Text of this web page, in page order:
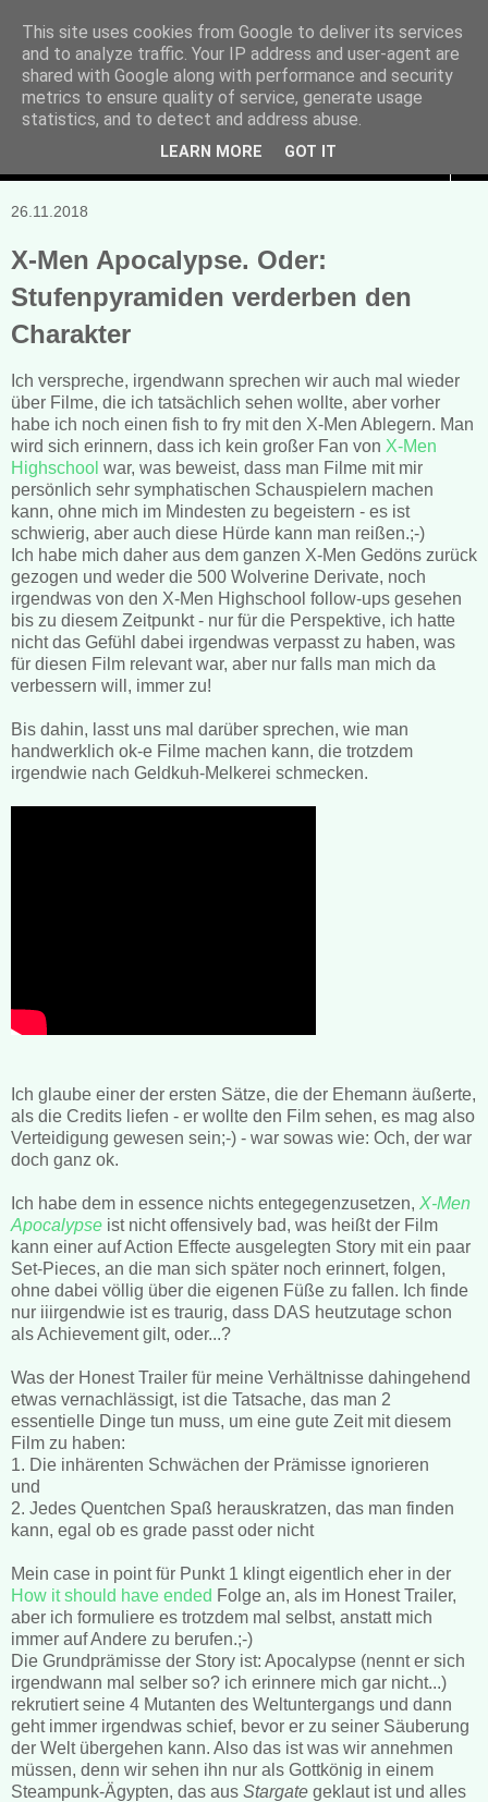
Manuela Sonntag
Bücher, Blogs & mehr
26.11.2018
X-Men Apocalypse. Oder:
Stufenpyramiden verderben den
Charakter
Ich verspreche, irgendwann sprechen wir auch mal wieder
über Filme, die ich tatsächlich sehen wollte, aber vorher
habe ich noch einen fish to fry mit den X-Men Ablegern. Man
wird sich erinnern, dass ich kein großer Fan von X-Men
Highschool war, was beweist, dass man Filme mit mir
persönlich sehr symphatischen Schauspielern machen
kann, ohne mich im Mindesten zu begeistern - es ist
schwierig, aber auch diese Hürde kann man reißen.;-)
Ich habe mich daher aus dem ganzen X-Men Gedöns zurück
gezogen und weder die 500 Wolverine Derivate, noch
irgendwas von den X-Men Highschool follow-ups gesehen
bis zu diesem Zeitpunkt - nur für die Perspektive, ich hatte
nicht das Gefühl dabei irgendwas verpasst zu haben, was
für diesen Film relevant war, aber nur falls man mich da
verbessern will, immer zu!
Bis dahin, lasst uns mal darüber sprechen, wie man
handwerklich ok-e Filme machen kann, die trotzdem
irgendwie nach Geldkuh-Melkerei schmecken.
Ich glaube einer der ersten Sätze, die der Ehemann äußerte,
als die Credits liefen - er wollte den Film sehen, es mag also
Verteidigung gewesen sein;-) - war sowas wie: Och, der war
doch ganz ok.
Ich habe dem in essence nichts entegegenzusetzen, X-Men
Apocalypse ist nicht offensively bad, was heißt der Film
kann einer auf Action Effecte ausgelegten Story mit ein paar
Set-Pieces, an die man sich später noch erinnert, folgen,
ohne dabei völlig über die eigenen Füße zu fallen. Ich finde
nur iiirgendwie ist es traurig, dass DAS heutzutage schon
als Achievement gilt, oder...?
Was der Honest Trailer für meine Verhältnisse dahingehend
etwas vernachlässigt, ist die Tatsache, das man 2
essentielle Dinge tun muss, um eine gute Zeit mit diesem
Film zu haben:
1. Die inhärenten Schwächen der Prämisse ignorieren
und
2. Jedes Quentchen Spaß herauskratzen, das man finden
kann, egal ob es grade passt oder nicht
Mein case in point für Punkt 1 klingt eigentlich eher in der
How it should have ended Folge an, als im Honest Trailer,
aber ich formuliere es trotzdem mal selbst, anstatt mich
immer auf Andere zu berufen.;-)
Die Grundprämisse der Story ist: Apocalypse (nennt er sich
irgendwann mal selber so? ich erinnere mich gar nicht...)
rekrutiert seine 4 Mutanten des Weltuntergangs und dann
geht immer irgendwas schief, bevor er zu seiner Säuberung
der Welt übergehen kann. Also das ist was wir annehmen
müssen, denn wir sehen ihn nur als Gottkönig in einem
Steampunk-Ägypten, das aus Stargate geklaut ist und alles
This site uses cookies from Google to deliver its services
and to analyze traffic. Your IP address and user-agent are
shared with Google along with performance and security
metrics to ensure quality of service, generate usage
statistics, and to detect and address abuse.
LEARN MORE GOT IT